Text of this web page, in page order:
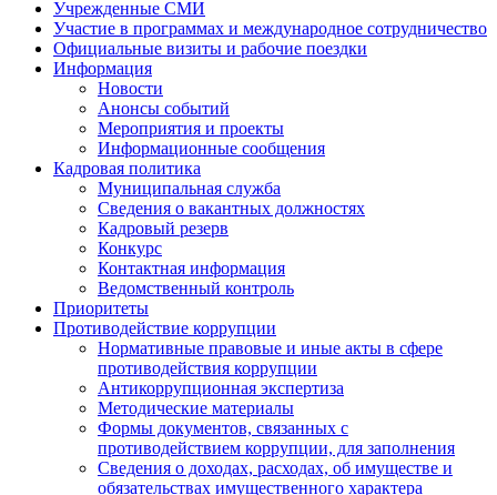
Учрежденные СМИ
Участие в программах и международное сотрудничество
Официальные визиты и рабочие поездки
Информация
Новости
Анонсы событий
Мероприятия и проекты
Информационные сообщения
Кадровая политика
Муниципальная служба
Сведения о вакантных должностях
Кадровый резерв
Конкурс
Контактная информация
Ведомственный контроль
Приоритеты
Противодействие коррупции
Нормативные правовые и иные акты в сфере
противодействия коррупции
Антикоррупционная экспертиза
Методические материалы
Формы документов, связанных с
противодействием коррупции, для заполнения
Сведения о доходах, расходах, об имуществе и
обязательствах имущественного характера